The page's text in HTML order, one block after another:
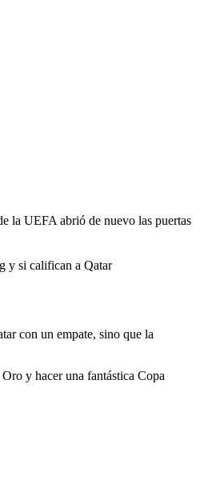
la UEFA abrió de nuevo las puertas
y si califican a Qatar
con un empate, sino que la
y hacer una fantástica Copa